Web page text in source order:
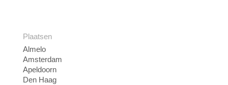
Plaatsen
Almelo
Amsterdam
Apeldoorn
Den Haag